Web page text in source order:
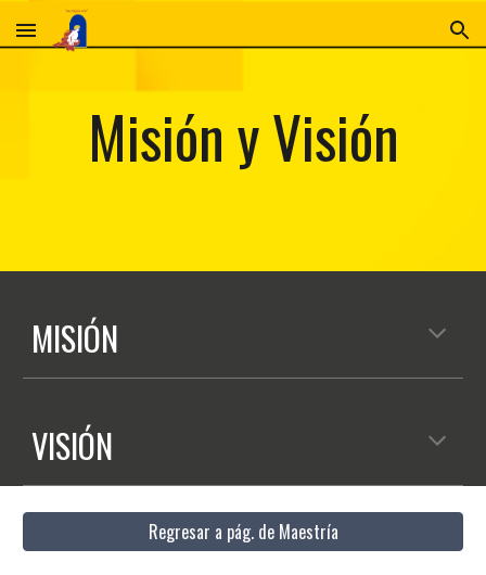
Skip to main content Skip to navigation
Misión y Visión
MISIÓN
VISIÓN
Regresar a pág. de Maestría